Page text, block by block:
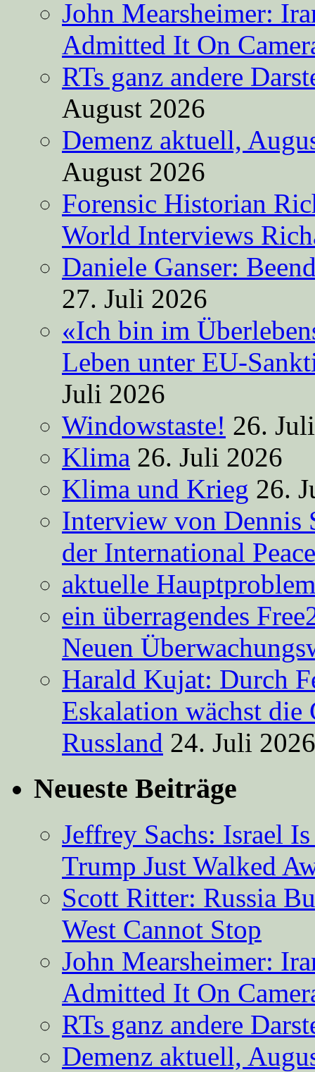
John Mearsheimer:
Admitted It On
RTs ganz andere
August 2026
Demenz aktuell,
August 2026
Forensic Historian
World Interviews
Daniele Ganser:
27. Juli 2026
«Ich bin im
Leben unter EU-
Juli 2026
Windowstaste! 26.
Klima 26. Juli 2026
Klima und Krieg 26.
Interview von Dennis
der International
aktuelle
ein überragendes
Neuen
Harald Kujat: Durch
Eskalation wächst die
Russland 24. Juli 2026
Neueste Beiträge
Jeffrey Sachs: Israel
Trump Just Walked
Scott Ritter: Russia
West Cannot Stop
John Mearsheimer:
Admitted It On
RTs ganz andere
Demenz aktuell,